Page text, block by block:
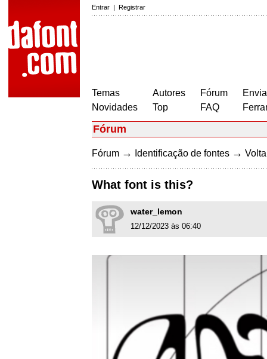
Entrar | Registrar
Temas
Novidades
Autores
Top
Fórum
FAQ
Fórum
Fórum → Identificação de fontes →
What font is this?
water_lemon
12/12/2023 às 06:40